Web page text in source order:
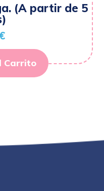
(A partir de 5
Carrito